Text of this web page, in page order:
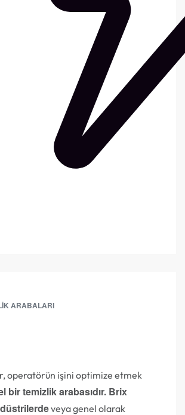
ARABALARI
operatörün işini optimize etmek
bir temizlik arabasıdır. Brix
veya genel olarak